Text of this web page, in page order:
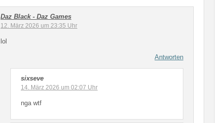
Daz Black - Daz Games
12. März 2026 um 23:35 Uhr
lol
Antworten
sixseve
14. März 2026 um 02:07 Uhr
nga wtf